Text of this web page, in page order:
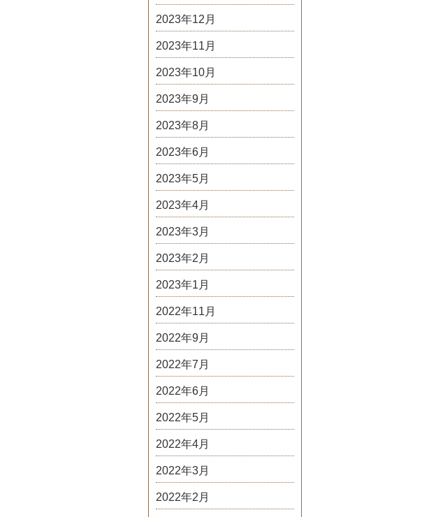
2023年12月
2023年11月
2023年10月
2023年9月
2023年8月
2023年6月
2023年5月
2023年4月
2023年3月
2023年2月
2023年1月
2022年11月
2022年9月
2022年7月
2022年6月
2022年5月
2022年4月
2022年3月
2022年2月